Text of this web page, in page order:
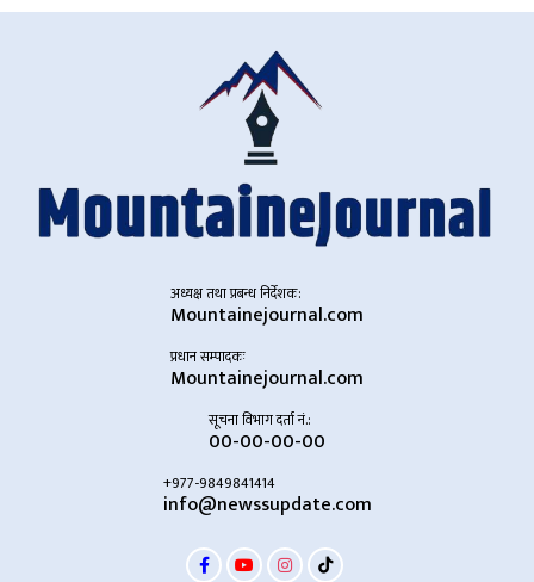
अध्यक्ष तथा प्रबन्ध निर्देशक:
Mountainejournal.com
प्रधान सम्पादकः
Mountainejournal.com
सूचना विभाग दर्ता नं.:
00-00-00-00
+977-9849841414
info@newssupdate.com